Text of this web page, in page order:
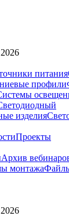
питания
профили
изделия
Проекты
Архив
монтажа